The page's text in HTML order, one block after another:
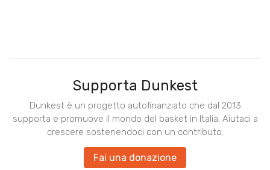
Supporta Dunkest
Dunkest è un progetto autofinanziato che dal 2013
supporta e promuove il mondo del basket in Italia. Aiutaci a
crescere sostenendoci con un contributo.
Fai una donazione